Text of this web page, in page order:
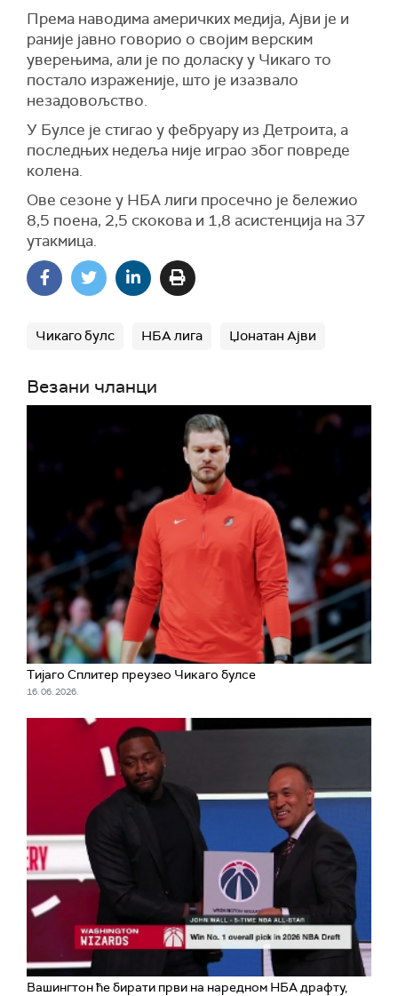
Према наводима америчких медија, Ајви је и
раније јавно говорио о својим верским
уверењима, али је по доласку у Чикаго то
постало израженије, што је изазвало
незадовољство.
У Булсе је стигао у фебруару из Детроита, а
последњих недеља није играо због повреде
колена.
Ове сезоне у НБА лиги просечно је бележио
8,5 поена, 2,5 скокова и 1,8 асистенција на 37
утакмица.
Чикаго булс НБА лига Џонатан Ајви
Везани чланци
Тијаго Сплитер преузео Чикаго булсе
16. 06. 2026.
Вашингтон ће бирати први на наредном НБА драфту,